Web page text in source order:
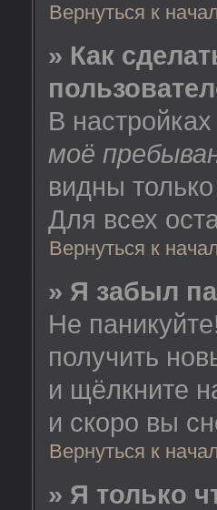
Вернуться к
» Как
В
моё
видны
Для всех
Вернуться к
» Я забыл
Не
получить
и щёлкните
и скоро вы
Вернуться к
» Я только